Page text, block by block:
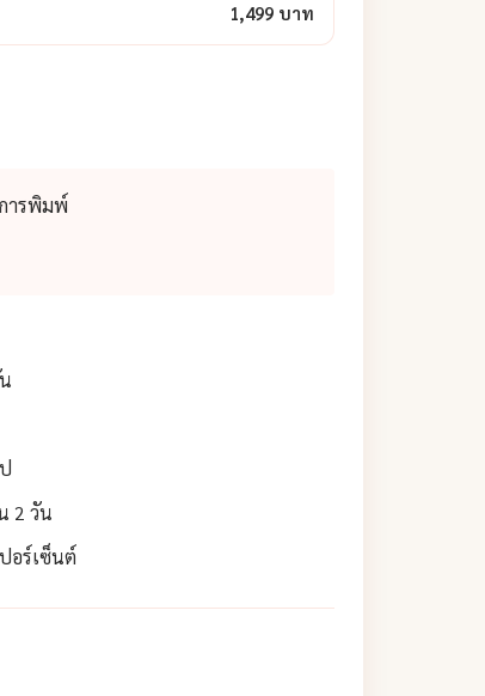
1,499 บาท
ารพิมพ์
2 วัน
อร์เซ็นต์